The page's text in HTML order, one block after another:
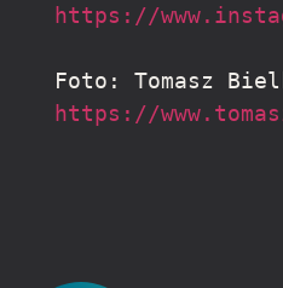
https://
https://